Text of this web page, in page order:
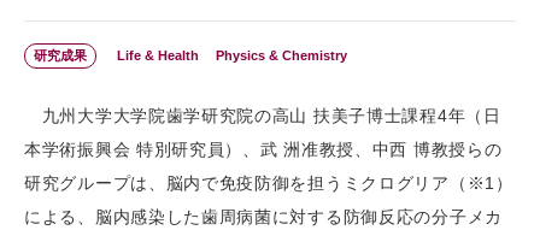
研究成果 Life & Health Physics & Chemistry
九州大学大学院歯学研究院の高山 扶美子博士課程4年（日
本学術振興会 特別研究員）、武 洲准教授、中西 博教授らの
研究グループは、脳内で免疫防御を担うミクログリア（※1）
による、脳内感染した歯周病菌に対する防御反応の分子メカ